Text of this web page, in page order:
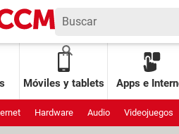
Móviles y tablets Apps e
Hardware Audio Videojuegos